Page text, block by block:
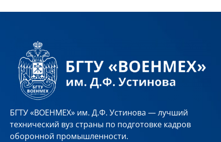
БГТУ «ВОЕНМЕХ» им. Д.Ф. Устинова — лучший
технический вуз страны по подготовке кадров
оборонной промышленности.